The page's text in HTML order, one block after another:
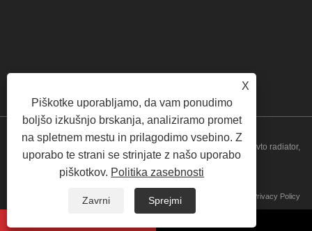
Avtorske pravice © 2021 Nanjing Majestic Auto Parts Co., Ltd. - Avto radiator,
hladilni sistem - Vse pravice pridržane.
Povezave Sitemap Privacy Policy
X
Piškotke uporabljamo, da vam ponudimo
boljšo izkušnjo brskanja, analiziramo promet
na spletnem mestu in prilagodimo vsebino. Z
uporabo te strani se strinjate z našo uporabo
piškotkov. Politika zasebnosti
Zavrni Sprejmi